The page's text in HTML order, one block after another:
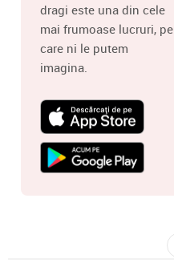
dragi este una din cele
mai frumoase lucruri, pe
care ni le putem
imagina.